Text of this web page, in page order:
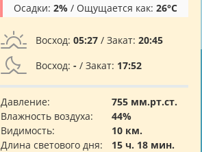
Осадки: 2% / Ощущается как: 26°C
Восход: 05:27 / Закат: 20:45
Восход: - / Закат: 17:52
Давление:
755 мм.рт.ст.
Влажность воздуха:
44%
Видимость:
10 км.
Длина светового дня:
15 ч. 18 мин.